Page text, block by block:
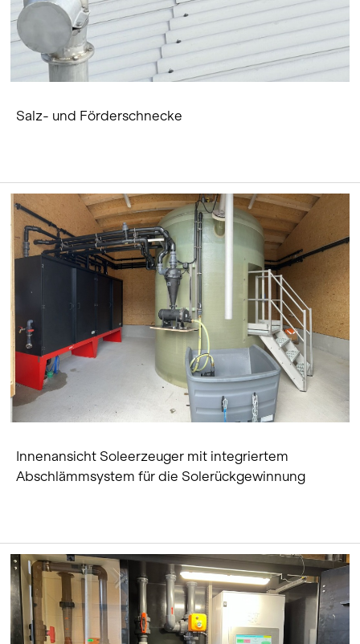
Salz- und Förderschnecke
Innenansicht Soleerzeuger mit integriertem
Abschlämmsystem für die Solerückgewinnung